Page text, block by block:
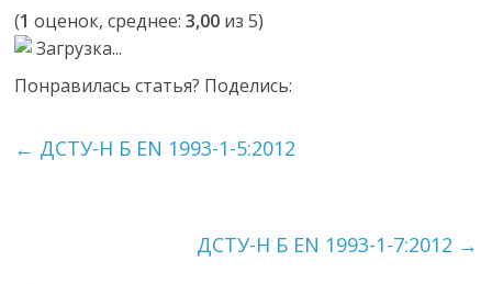
(1 оценок, среднее:3,00 из 5)
Загрузка...
Понравилась статья? Поделись:
← ДСТУ-Н Б EN 1993-1-5:2012
ДСТУ-Н Б EN 1993-1-7:2012 →